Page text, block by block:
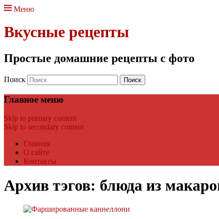
Меню
Вкусные рецепты
Простые домашние рецепты с фото
Поиск
Главное меню
Skip to primary content
Skip to secondary content
Главная
О сайте
Контакты
Архив тэгов: блюда из